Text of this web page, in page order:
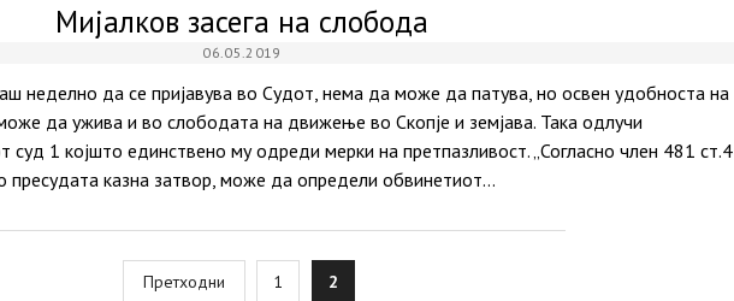
Мијалков засега на слобода
06.05.2019
неделно да се пријавува во Судот, нема да може да патува, но освен удобноста на
да ужива и во слободата на движење во Скопје и земјава. Така одлучи
суд 1 којшто единствено му одреди мерки на претпазливост. „Согласно член 481 ст.4
пресудата казна затвор, може да определи обвинетиот…
Претходни 1 2